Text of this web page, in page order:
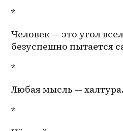
*
Человек — это угол
безуспешно пытается
*
Любая мысль — халтура.
*